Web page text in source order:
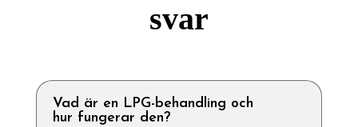
svar
Vad är en LPG-behandling och
hur fungerar den?